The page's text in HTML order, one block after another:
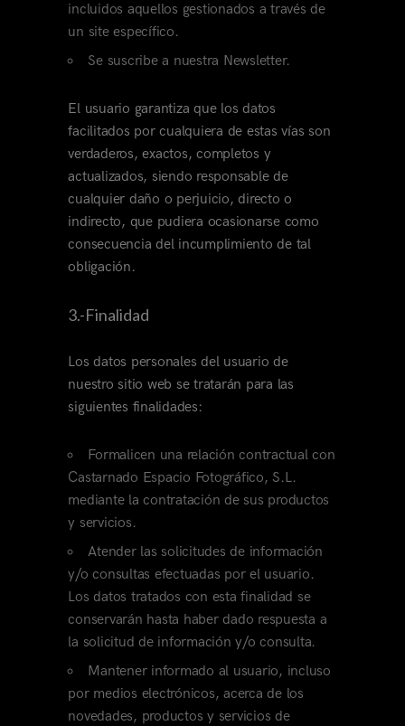
incluidos aquellos gestionados a través de
un site específico.
Se suscribe a nuestra Newsletter.
El usuario garantiza que los datos
facilitados por cualquiera de estas vías son
verdaderos, exactos, completos y
actualizados, siendo responsable de
cualquier daño o perjuicio, directo o
indirecto, que pudiera ocasionarse como
consecuencia del incumplimiento de tal
obligación.
3.-Finalidad
Los datos personales del usuario de
nuestro sitio web se tratarán para las
siguientes finalidades:
Formalicen una relación contractual con
Castarnado Espacio Fotográfico, S.L.
mediante la contratación de sus productos
y servicios.
Atender las solicitudes de información
y/o consultas efectuadas por el usuario.
Los datos tratados con esta finalidad se
conservarán hasta haber dado respuesta a
la solicitud de información y/o consulta.
Mantener informado al usuario, incluso
por medios electrónicos, acerca de los
novedades, productos y servicios de